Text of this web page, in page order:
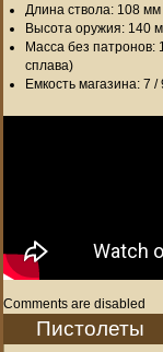
Длина ствола: 108 мм
Высота оружия: 140
Масса без патронов:
сплава)
Емкость магазина: 7 /
Comments are disabled
Пистолеты